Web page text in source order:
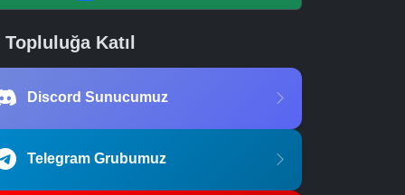
Topluluğa Katıl
Discord Sunucumuz
Telegram Grubumuz